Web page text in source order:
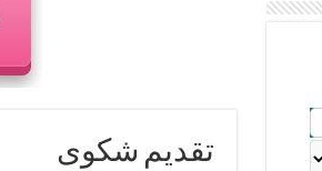
تقديم شكوى